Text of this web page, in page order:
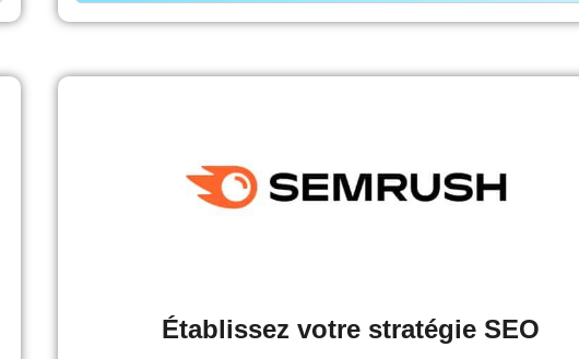
Établissez votre stratégie SEO